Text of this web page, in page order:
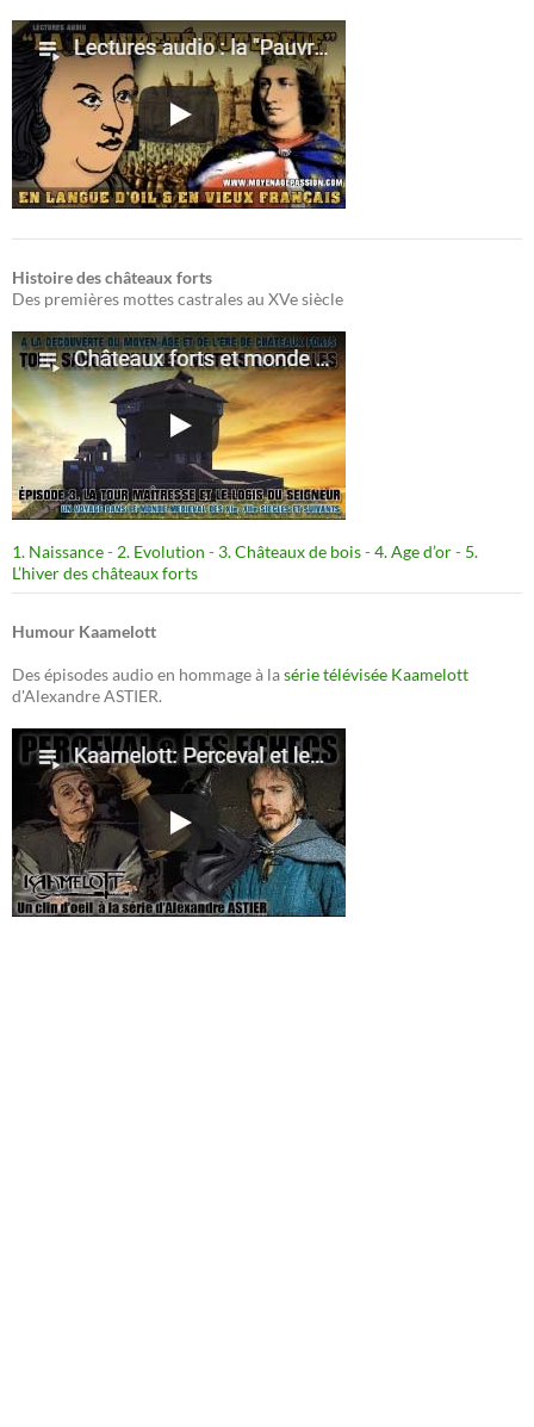
Histoire des châteaux forts
Des premières mottes castrales au XVe siècle
1. Naissance- 2. Evolution - 3. Châteaux de bois- 4. Age d’or- 5.
L’hiver des châteaux forts
Humour Kaamelott
Des épisodes audio en hommage à lasérie télévisée Kaamelott
d'Alexandre ASTIER.